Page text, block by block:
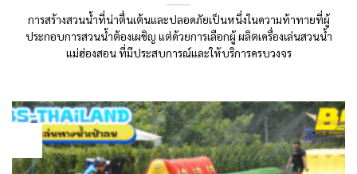
การสร้างสวนน้ำที่น่าตื่นเต้นและปลอดภัยเป็นหนึ่งในความท้าทายที่ผู้
ประกอบการสวนน้ำต้องเผชิญ แต่ด้วยการเลือกผู้ ผลิตเครื่องเล่นสวนน้ำ
แม่ฮ่องสอน ที่มีประสบการณ์และให้บริการครบวงจร